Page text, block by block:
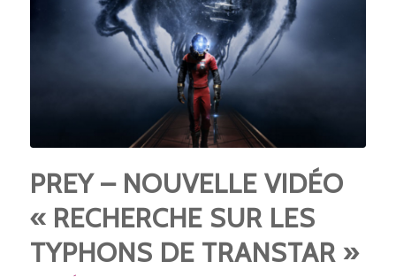
PREY – NOUVELLE VIDÉO
« RECHERCHE SUR LES
TYPHONS DE TRANSTAR »